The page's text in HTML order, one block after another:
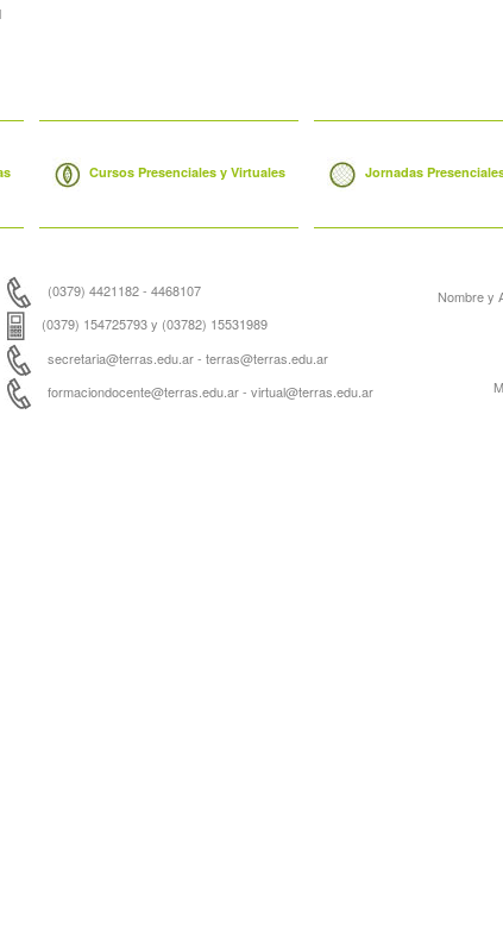
Cursos Presenciales y Virtuales Jornadas
(0379) 4421182 - 4468107
(0379) 154725793 y (03782) 15531989
secretaria@terras.edu.ar - terras@terras.edu.ar
formaciondocente@terras.edu.ar - virtual@terras.edu.ar
Nombre y